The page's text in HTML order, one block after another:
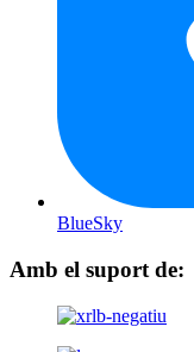
BlueSky
Amb el suport de: